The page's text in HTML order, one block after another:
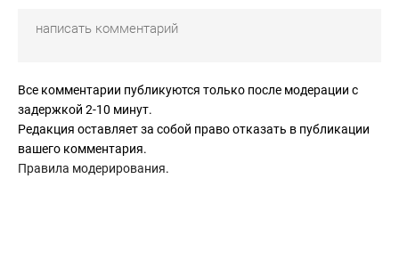
Все комментарии публикуются только после модерации с
задержкой 2-10 минут.
Редакция оставляет за собой право отказать в публикации
вашего комментария.
Правила модерирования.